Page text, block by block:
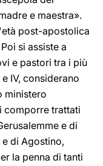
e maestra».
post-apostolica
si assiste a
e pastori tra i più
IV, considerano
ministero
comporre trattati
e di
di Agostino,
la penna di tanti